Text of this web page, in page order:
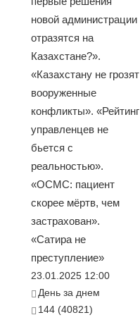
новой администрации
отразятся на
Казахстане?».
«Казахстану не грозят
вооруженные
конфликты». «Рейтинг
управленцев не
бьется с
реальностью».
«ОСМС: пациент
скорее мёртв, чем
застрахован».
«Сатира не
преступление»
23.01.2025 12:00
День за днем
144 (40821)